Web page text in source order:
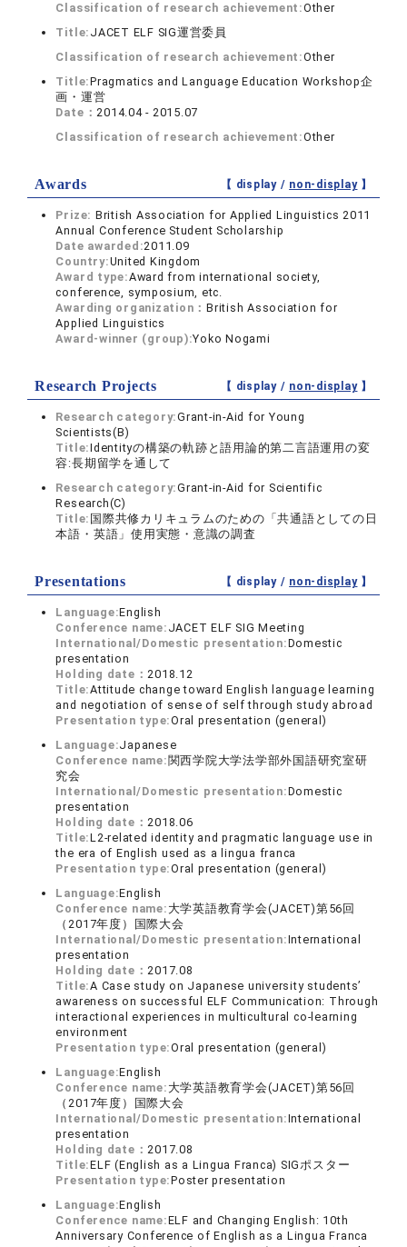
Classification of research achievement:Other
Title: JACET ELF SIG運営委員
Classification of research achievement:Other
Title:Pragmatics and Language Education Workshop企
画・運営
Date：2014.04 - 2015.07
Classification of research achievement:Other
Awards 【 display / non-display】
Prize: British Association for Applied Linguistics 2011
Annual Conference Student Scholarship
Date awarded:2011.09
Country:United Kingdom
Award type:Award from international society,
conference, symposium, etc.
Awarding organization：British Association for
Applied Linguistics
Award-winner (group):Yoko Nogami
Research Projects 【 display / non-display】
Research category:Grant-in-Aid for Young
Scientists(B)
Title:Identityの構築の軌跡と語用論的第二言語運用の変
容:長期留学を通して
Research category:Grant-in-Aid for Scientific
Research(C)
Title: 国際共修カリキュラムのための「共通語としての日
本語・英語」使用実態・意識の調査
Presentations 【 display / non-display】
Language:English
Conference name: JACET ELF SIG Meeting
International/Domestic presentation:Domestic
presentation
Holding date：2018.12
Title:Attitude change toward English language learning
and negotiation of sense of self through study abroad
Presentation type:Oral presentation (general)
Language:Japanese
Conference name: 関西学院大学法学部外国語研究室研
究会
International/Domestic presentation:Domestic
presentation
Holding date：2018.06
Title:L2-related identity and pragmatic language use in
the era of English used as a lingua franca
Presentation type:Oral presentation (general)
Language:English
Conference name: 大学英語教育学会(JACET)第56回
（2017年度）国際大会
International/Domestic presentation:International
presentation
Holding date：2017.08
Title:A Case study on Japanese university students’
awareness on successful ELF Communication: Through
interactional experiences in multicultural co-learning
environment
Presentation type:Oral presentation (general)
Language:English
Conference name: 大学英語教育学会(JACET)第56回
（2017年度）国際大会
International/Domestic presentation:International
presentation
Holding date：2017.08
Title:ELF (English as a Lingua Franca) SIGポスター
Presentation type:Poster presentation
Language:English
Conference name:ELF and Changing English: 10th
Anniversary Conference of English as a Lingua Franca